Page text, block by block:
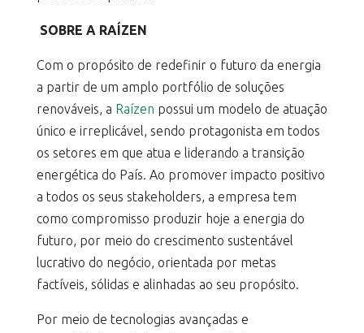
SOBRE A RAÍZEN
Com o propósito de redefinir o futuro da energia
a partir de um amplo portfólio de soluções
renováveis, a Raízen possui um modelo de atuação
único e irreplicável, sendo protagonista em todos
os setores em que atua e liderando a transição
energética do País. Ao promover impacto positivo
a todos os seus stakeholders, a empresa tem
como compromisso produzir hoje a energia do
futuro, por meio do crescimento sustentável
lucrativo do negócio, orientada por metas
factíveis, sólidas e alinhadas ao seu propósito.
Por meio de tecnologias avançadas e